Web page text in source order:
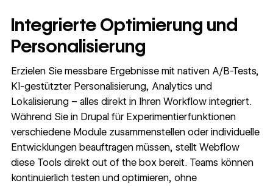
Integrierte Optimierung und
Personalisierung
Erzielen Sie messbare Ergebnisse mit nativen A/B-Tests,
KI-gestützter Personalisierung, Analytics und
Lokalisierung – alles direkt in Ihren Workflow integriert.
Während Sie in Drupal für Experimentierfunktionen
verschiedene Module zusammenstellen oder individuelle
Entwicklungen beauftragen müssen, stellt Webflow
diese Tools direkt out of the box bereit. Teams können
kontinuierlich testen und optimieren, ohne